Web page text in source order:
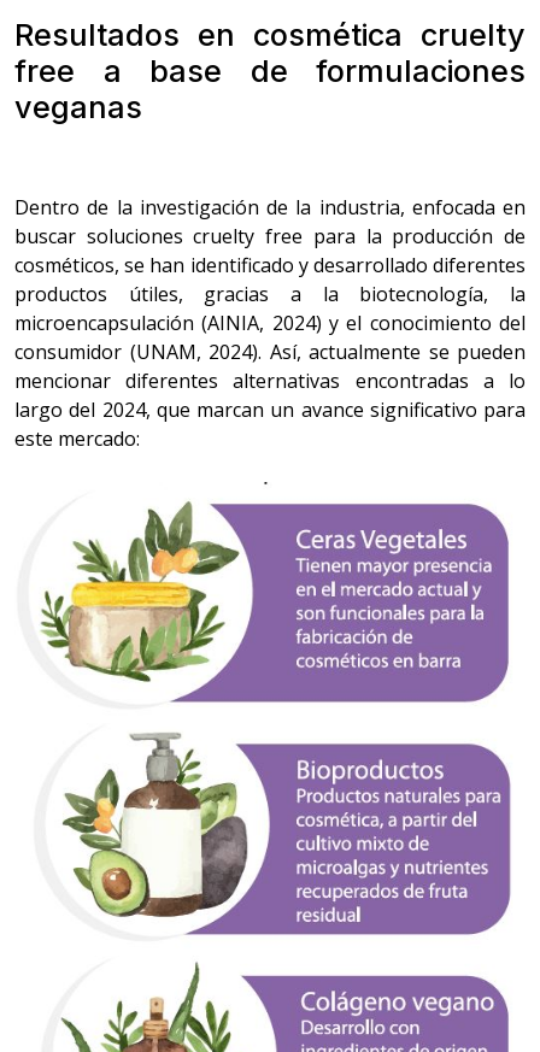
Resultados en cosmética cruelty
free a base de formulaciones
veganas
Dentro de la investigación de la industria, enfocada en
buscar soluciones cruelty free para la producción de
cosméticos, se han identificado y desarrollado diferentes
productos útiles, gracias a la biotecnología, la
microencapsulación (AINIA, 2024) y el conocimiento del
consumidor (UNAM, 2024). Así, actualmente se pueden
mencionar diferentes alternativas encontradas a lo
largo del 2024, que marcan un avance significativo para
este mercado: